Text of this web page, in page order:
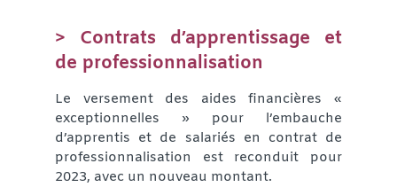
> Contrats d’apprentissage et
de professionnalisation
Le versement des aides financières «
exceptionnelles » pour l’embauche
d’apprentis et de salariés en contrat de
professionnalisation est reconduit pour
2023, avec un nouveau montant.